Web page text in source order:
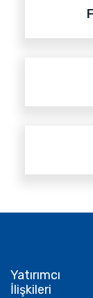
Yatırımcı
İlişkileri